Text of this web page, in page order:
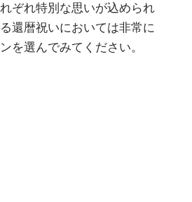
ぞれ特別な思いが込められ
還暦祝いにおいては非常に
を選んでみてください。